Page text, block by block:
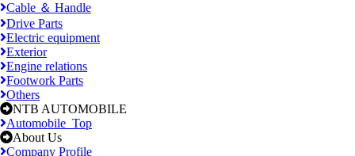
Cable ＆ Handle
Drive Parts
Electric equipment
Exterior
Engine relations
Footwork Parts
Others
NTB AUTOMOBILE
Automobile_Top
About Us
Company Profile